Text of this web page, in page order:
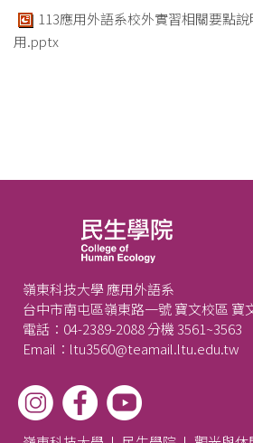
113應用外語系校外實習相關要點
用.pptx
嶺東科技大學 應用外語系
台中市南屯區嶺東路一號 寶文校區 寶
電話：04-2389-2088 分機 3561~3563
Email：ltu3560@teamail.ltu.edu.tw